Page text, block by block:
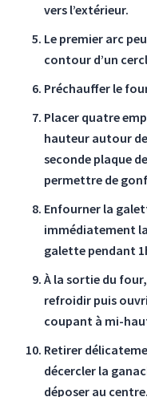
vers l’extérieur.
Le premier arc
contour d’un
Préchauffer le four
Placer quatre
hauteur autour
seconde plaque
permettre de
Enfourner la
immédiatement
galette pendant
À la sortie du
refroidir puis
coupant à mi-
Retirer
décercler la
déposer au centre.